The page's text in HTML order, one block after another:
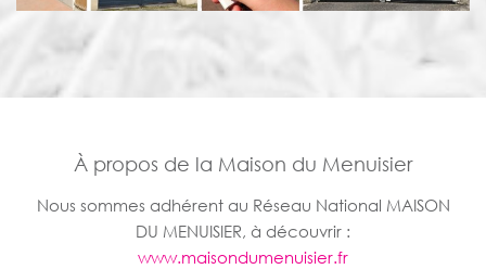
À propos de la Maison du Menuisier
Nous sommes adhérent au Réseau National MAISON
DU MENUISIER, à découvrir :
www.maisondumenuisier.fr